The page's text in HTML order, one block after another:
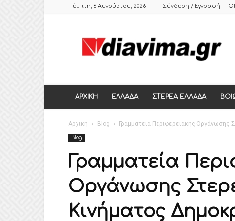
Πέμπτη, 6 Αυγούστου, 2026 Σύνδεση / Εγγραφή
ΕΒΔΟΜΑΔΙΑΙΑ
ΠΟΛΙΤΙΚΗ
ΕΛΛΑΔΑΣ,
ΘΗΒΑ
ΑΡΧΙΚΗ ΕΛΛΑΔΑ ΣΤΕΡΕΑ ΕΛΛΑΔΑ
Αρχική Blog Γραμματεία Περιφερειακής Οργάνωσης
Blog
Γραμματεία
Οργάνωσης
Κινήματος